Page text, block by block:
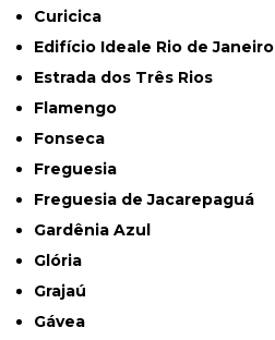
Curicica
Edifício Ideale Rio de Janeiro
Estrada dos Três Rios
Flamengo
Fonseca
Freguesia
Freguesia de Jacarepaguá
Gardênia Azul
Glória
Grajaú
Gávea